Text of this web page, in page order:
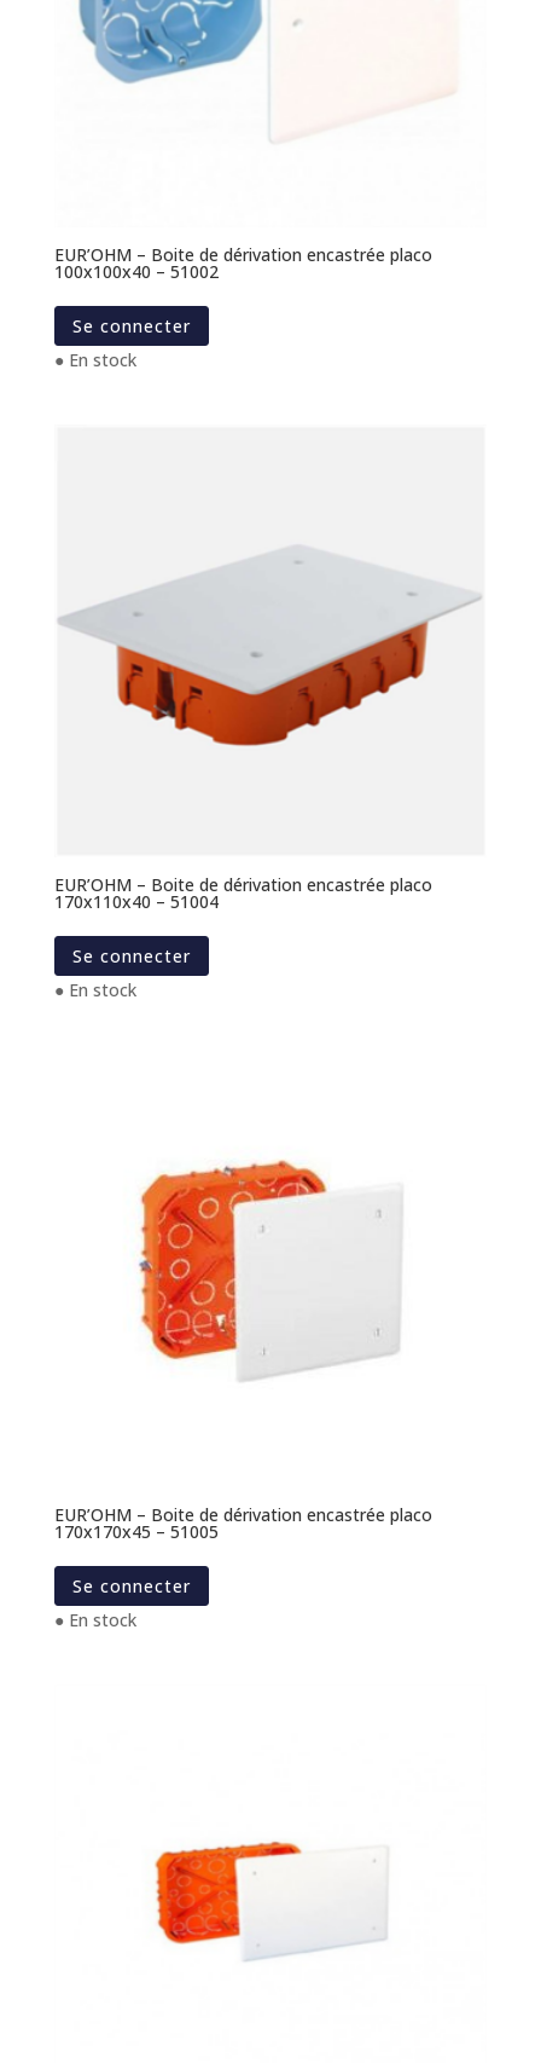
EUR’OHM – Boite de dérivation encastrée placo
100x100x40 – 51002
Se connecter
● En stock
EUR’OHM – Boite de dérivation encastrée placo
170x110x40 – 51004
Se connecter
● En stock
EUR’OHM – Boite de dérivation encastrée placo
170x170x45 – 51005
Se connecter
● En stock